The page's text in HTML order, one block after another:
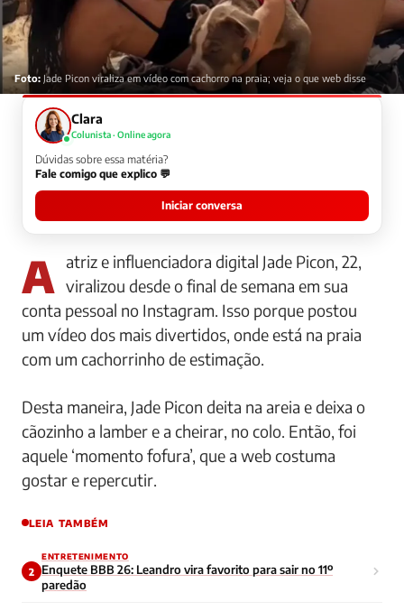
Foto: Jade Picon viraliza em vídeo com cachorro na praia; veja o que web disse
Clara
Colunista · Online agora
Dúvidas sobre essa matéria?
Fale comigo que explico 💬
Iniciar conversa
A atriz e influenciadora digital Jade Picon, 22, viralizou desde o final de semana em sua
conta pessoal no Instagram. Isso porque postou
um vídeo dos mais divertidos, onde está na praia
com um cachorrinho de estimação.
Desta maneira, Jade Picon deita na areia e deixa o
cãozinho a lamber e a cheirar, no colo. Então, foi
aquele ‘momento fofura’, que a web costuma
gostar e repercutir.
LEIA TAMBÉM
2
ENTRETENIMENTO
Enquete BBB 26: Leandro vira favorito para sair no 11º
paredão